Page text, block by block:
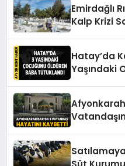
Emirdağlı
Kalp Krizi
Hatay’da
Yaşındaki